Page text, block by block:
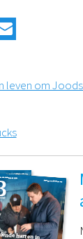
leven om